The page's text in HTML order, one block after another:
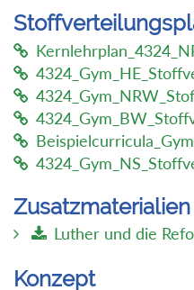
Zusatzmaterialien
Luther und die
Konzept